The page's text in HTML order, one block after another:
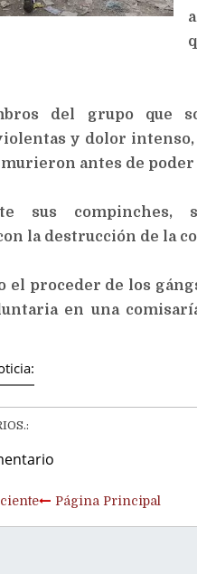
del grupo que
y dolor
murieron antes de
sus
la destrucción de la
el proceder de los
en una
Página Principal